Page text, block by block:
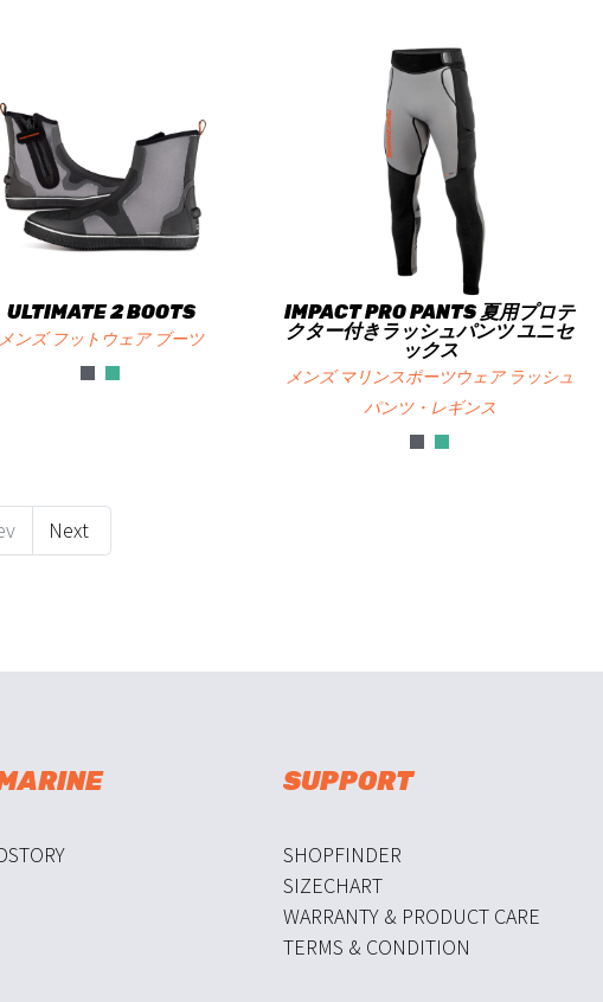
ULTIMATE 2 BOOTS
メンズ フットウェア ブーツ
IMPACT PRO PANTS 夏用プロテ
クター付きラッシュパンツ ユニセ
ックス
メンズ マリンスポーツウェア ラッシュ
パンツ・レギンス
Next
SUPPORT
SHOPFINDER
SIZECHART
WARRANTY & PRODUCT CARE
TERMS & CONDITION